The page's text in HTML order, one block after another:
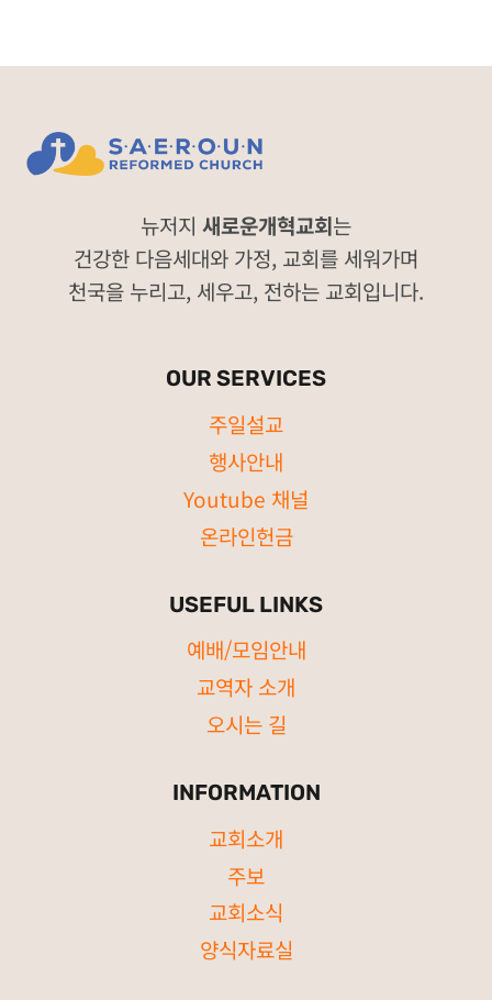
뉴저지 새로운개혁교회는
건강한 다음세대와 가정, 교회를 세워가며
천국을 누리고, 세우고, 전하는 교회입니다.
OUR SERVICES
주일설교
행사안내
Youtube 채널
온라인헌금
USEFUL LINKS
예배/모임안내
교역자 소개
오시는 길
INFORMATION
교회소개
주보
교회소식
양식자료실